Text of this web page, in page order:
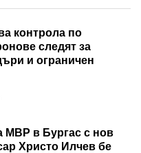
контрола по
следят за
и ограничен
МВР в Бургас с нов
Христо Илчев бе